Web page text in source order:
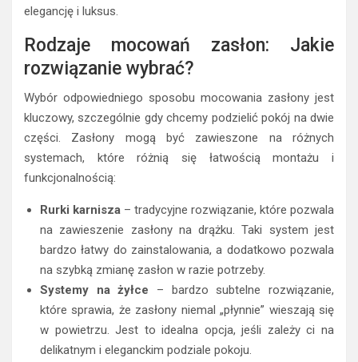
elegancję i luksus.
Rodzaje mocowań zasłon: Jakie
rozwiązanie wybrać?
Wybór odpowiedniego sposobu mocowania zasłony jest
kluczowy, szczególnie gdy chcemy podzielić pokój na dwie
części. Zasłony mogą być zawieszone na różnych
systemach, które różnią się łatwością montażu i
funkcjonalnością:
Rurki karnisza – tradycyjne rozwiązanie, które pozwala
na zawieszenie zasłony na drążku. Taki system jest
bardzo łatwy do zainstalowania, a dodatkowo pozwala
na szybką zmianę zasłon w razie potrzeby.
Systemy na żyłce – bardzo subtelne rozwiązanie,
które sprawia, że zasłony niemal „płynnie” wieszają się
w powietrzu. Jest to idealna opcja, jeśli zależy ci na
delikatnym i eleganckim podziale pokoju.